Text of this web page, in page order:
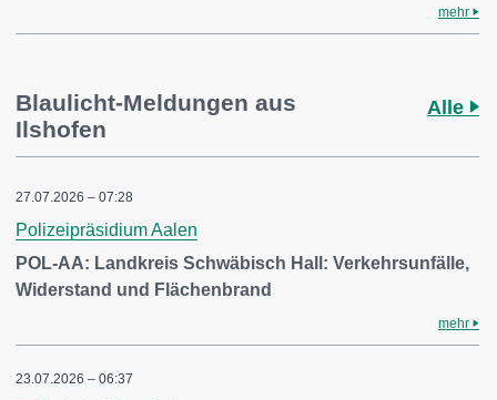
mehr
Blaulicht-Meldungen aus
Ilshofen
Alle
27.07.2026 – 07:28
Polizeipräsidium Aalen
POL-AA: Landkreis Schwäbisch Hall: Verkehrsunfälle,
Widerstand und Flächenbrand
mehr
23.07.2026 – 06:37